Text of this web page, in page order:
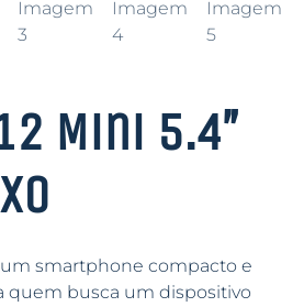
Mini 5.4″
smartphone compacto e
quem busca um dispositivo